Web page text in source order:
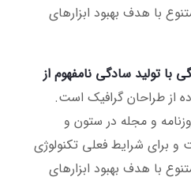
با هدف بهبود ابزارهای
با تولید سادگی نامفهوم از
از طراحان گرافیک است.
و مجله در ستون و
و برای شرایط فعلی تکنولوژی
با هدف بهبود ابزارهای